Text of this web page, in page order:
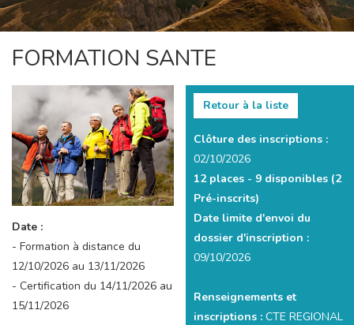
FORMATION SANTE
Date :
- Formation à distance du
12/10/2026 au 13/11/2026
- Certification du 14/11/2026 au
15/11/2026
Retour à la liste
Clôture des inscriptions :
02/10/2026
12 places - 9 disponibles (2
Pré-inscrits)
Date limite d'envoi du
dossier d'inscription :
09/10/2026
Renseignements et
inscriptions : CTE REGIONAL